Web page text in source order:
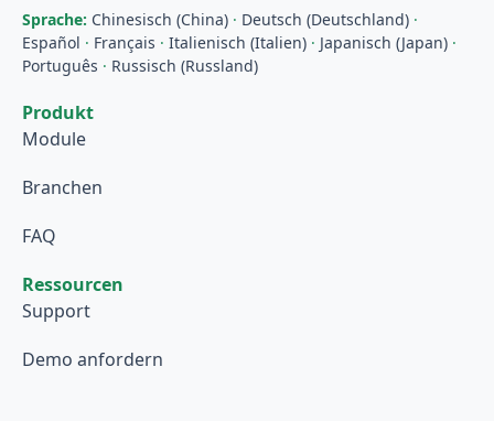
Sprache: Chinesisch (China) · Deutsch (Deutschland) ·
Español · Français · Italienisch (Italien) · Japanisch (Japan) ·
Português · Russisch (Russland)
Produkt
Module
Branchen
FAQ
Ressourcen
Support
Demo anfordern